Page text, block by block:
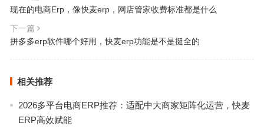
现在的电商Erp，像快麦erp，网店管家收费标准都是什么
下一篇
拼多多erp软件哪个好用，快麦erp功能是不是挺全的
相关推荐
2026多平台电商ERP推荐：适配中大商家矩阵化运营，快麦
ERP高效赋能